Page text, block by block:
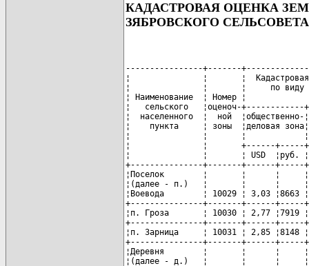
КАДАСТРОВАЯ ОЦЕНКА
ЗЯБРОВСКОГО СЕЛЬСОВЕТА
----------------+-------
¦               ¦       ¦  Кадастровая
¦               ¦       ¦     по виду
¦ Наименование  ¦ Номер ¦
¦   сельского   ¦оценоч-
¦  населенного  ¦  ной
¦    пункта     ¦ зоны  ¦деловая
¦               ¦       ¦            ¦
¦               ¦       +------+-----
¦               ¦       ¦ USD  ¦руб.
+---------------+-------+------+-----
¦Поселок        ¦       ¦      ¦
¦(далее - п.)   ¦       ¦      ¦
¦Воевода        ¦ 10029 ¦ 3,03 ¦8663
+---------------+-------+------+-----
¦п. Гроза       ¦ 10030 ¦ 2,77 ¦7919
+---------------+-------+------+-----
¦п. Зарница     ¦ 10031 ¦ 2,85 ¦8148
+---------------+-------+------+-----
¦Деревня        ¦       ¦      ¦
¦(далее - д.)   ¦       ¦      ¦